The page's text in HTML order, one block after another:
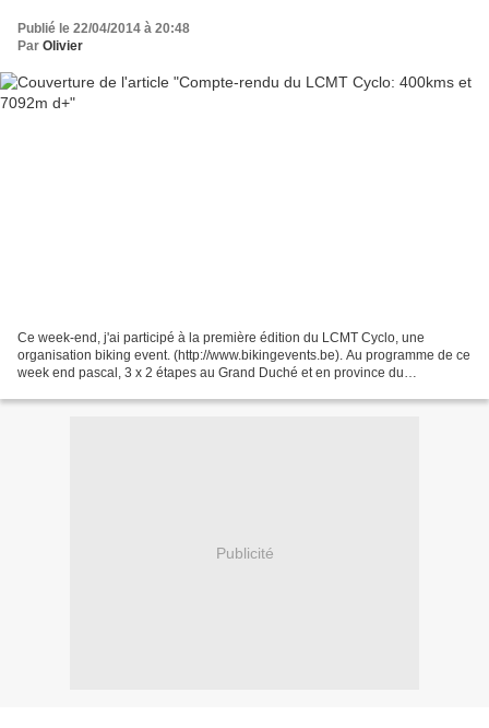
Publié le 22/04/2014 à 20:48
Par Olivier
Ce week-end, j'ai participé à la première édition du LCMT Cyclo, une
organisation biking event. (http://www.bikingevents.be). Au programme de ce
week end pascal, 3 x 2 étapes au Grand Duché et en province du
Publicité